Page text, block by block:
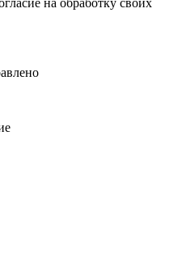
на обработку своих